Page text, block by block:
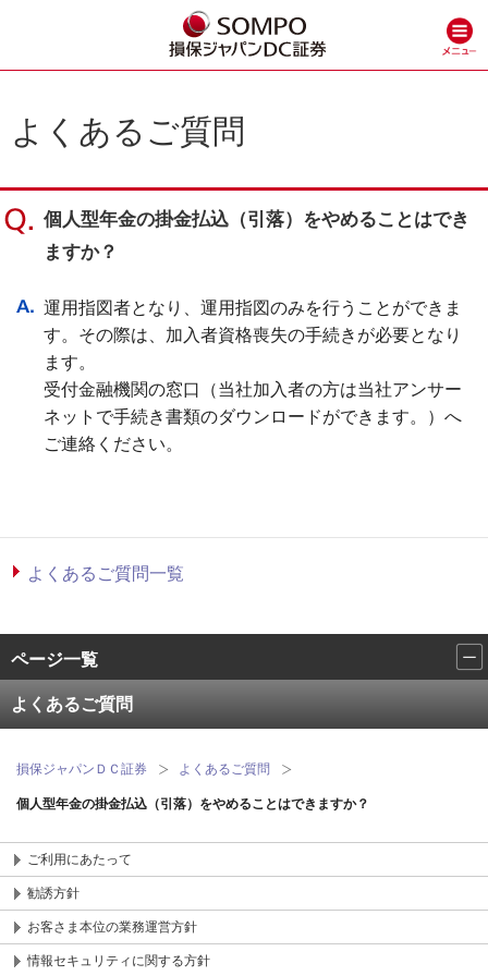
よくあるご質問
個人型年金の掛金払込（引落）をやめることはでき
ますか？
運用指図者となり、運用指図のみを行うことができま
す。その際は、加入者資格喪失の手続きが必要となり
ます。
受付金融機関の窓口（当社加入者の方は当社アンサー
ネットで手続き書類のダウンロードができます。）へ
ご連絡ください。
よくあるご質問一覧
ページ一覧
よくあるご質問
損保ジャパンＤＣ証券 よくあるご質問
個人型年金の掛金払込（引落）をやめることはできますか？
ご利用にあたって
勧誘方針
お客さま本位の業務運営方針
情報セキュリティに関する方針